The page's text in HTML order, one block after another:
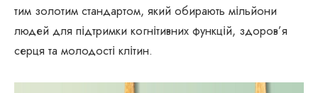
тим золотим стандартом, який обирають мільйони
людей для підтримки когнітивних функцій, здоров’я
серця та молодості клітин.